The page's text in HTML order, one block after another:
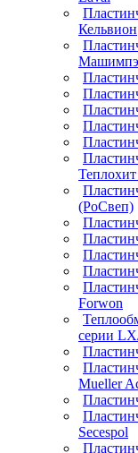
Кельвион
(РоСвеп)
Forwon
серии
Mueller
Secespol